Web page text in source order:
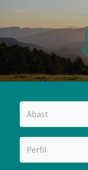
Abast
Perfil